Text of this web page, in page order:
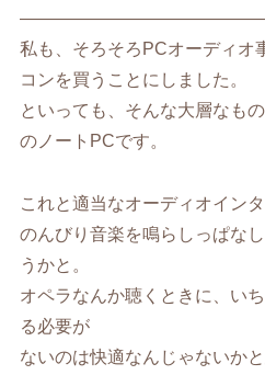
私も、そろそろPCオーディオ
コンを買うことにしました。
といっても、そんな大層なも
のノートPCです。
これと適当なオーディオイン
のんびり音楽を鳴らしっぱな
うかと。
オペラなんか聴くときに、い
る必要が
ないのは快適なんじゃないかと